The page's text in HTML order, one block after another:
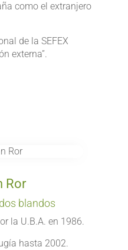
como el extranjero
de la SEFEX
externa”.
Ror
blandos
la U.B.A. en 1986.
hasta 2002.